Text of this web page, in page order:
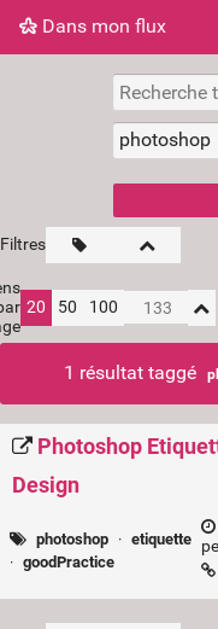
Dans mon flux
Dans mon flux
Filtres
20 50 100
1 résultat taggé
Photoshop
Design
photoshop · etiquette
· goodPractice